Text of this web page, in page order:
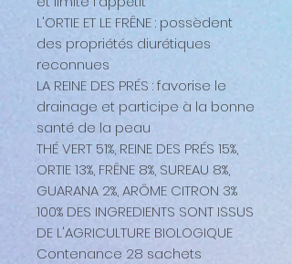
L'ORTIE ET LE FRÊNE : possèdent
des propriétés diurétiques
reconnues
LA REINE DES PRÉS : favorise le
drainage et participe à la bonne
santé de la peau
THÉ VERT 51%, REINE DES PRÉS 15%,
ORTIE 13%, FRÊNE 8%, SUREAU 8%,
GUARANA 2%, ARÔME CITRON 3%
100% DES INGREDIENTS SONT ISSUS
DE L'AGRICULTURE BIOLOGIQUE
Contenance 28 sachets